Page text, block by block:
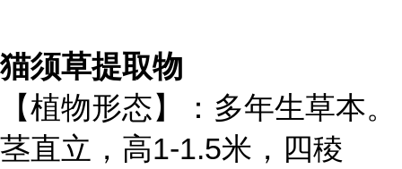
猫须草提取物
【植物形态】：多年生草本。
茎直立，高1-1.5米，四稜